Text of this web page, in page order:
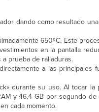
dando como resultado
650ºC. Este
en la pantalla
prueba de ralladuras.
a las principales
durante su uso. Al tocar
y 46,4 GB por segundo
cada momento.